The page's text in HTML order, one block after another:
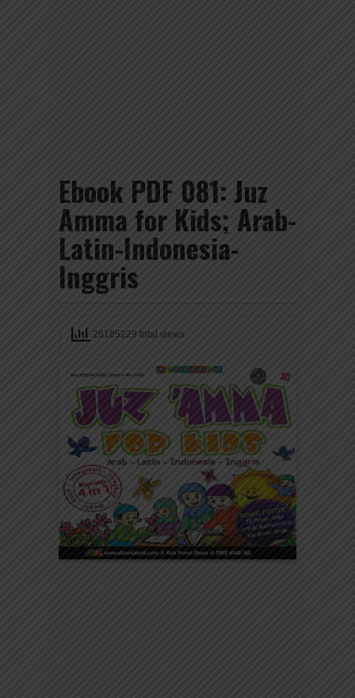
Ebook PDF 081: Juz
Amma for Kids; Arab-
Latin-Indonesia-
Inggris
28185229 total views